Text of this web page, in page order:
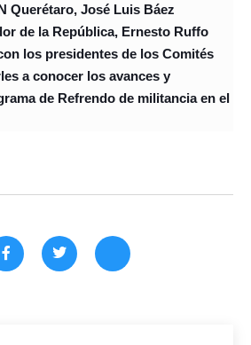
Querétaro, José Luis Báez
de la República, Ernesto Ruffo
los presidentes de los Comités
a conocer los avances y
de Refrendo de militancia en el